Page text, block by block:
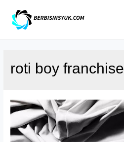
content
roti boy franchise